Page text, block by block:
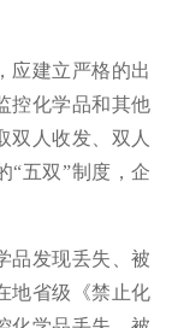
建立严格的出
控化学品和其他
双人收发、双人
“五双”制度，企
发现丢失、被
地省级《禁止化